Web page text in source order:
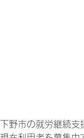
下野市の就労継続